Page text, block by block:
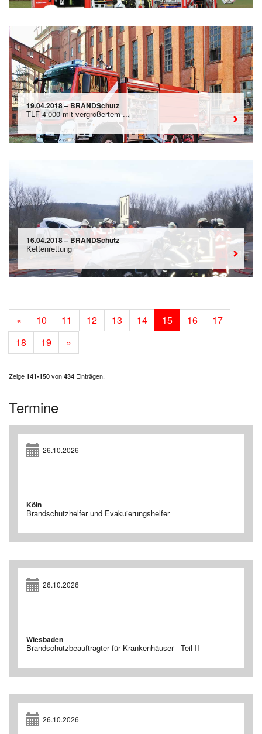
19.04.2018 – BRANDSchutz
TLF 4 000 mit vergrößertem ...
16.04.2018 – BRANDSchutz
Kettenrettung
« 10 11 12 13 14 15 16
17
18
19 »
Zeige 141-150 von 434 Einträgen.
Termine
26.10.2026
Köln
Brandschutzhelfer und Evakuierungshelfer
26.10.2026
Wiesbaden
Brandschutzbeauftragter für Krankenhäuser - Teil II
26.10.2026